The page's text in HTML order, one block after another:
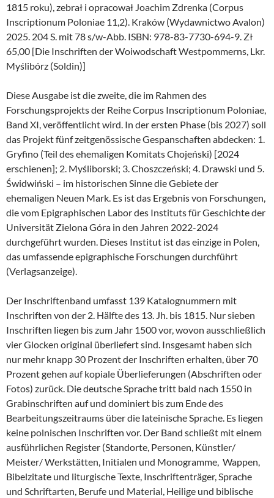
1815 roku), zebrał i opracował Joachim Zdrenka (Corpus
Inscriptionum Poloniae 11,2). Kraków (Wydawnictwo Avalon)
2025. 204 S. mit 78 s/w-Abb. ISBN: 978-83-7730-694-9. Zł
65,00 [Die Inschriften der Woiwodschaft Westpommerns, Lkr.
Myślibórz (Soldin)]
Diese Ausgabe ist die zweite, die im Rahmen des
Forschungsprojekts der Reihe Corpus Inscriptionum Poloniae,
Band XI, veröffentlicht wird. In der ersten Phase (bis 2027) soll
das Projekt fünf zeitgenössische Gespanschaften abdecken: 1.
Gryfino (Teil des ehemaligen Komitats Chojeński) [2024
erschienen]; 2. Myśliborski; 3. Choszczeński; 4. Drawski und 5.
Świdwiński – im historischen Sinne die Gebiete der
ehemaligen Neuen Mark. Es ist das Ergebnis von Forschungen,
die vom Epigraphischen Labor des Instituts für Geschichte der
Universität Zielona Góra in den Jahren 2022-2024
durchgeführt wurden. Dieses Institut ist das einzige in Polen,
das umfassende epigraphische Forschungen durchführt
(Verlagsanzeige).
Der Inschriftenband umfasst 139 Katalognummern mit
Inschriften von der 2. Hälfte des 13. Jh. bis 1815. Nur sieben
Inschriften liegen bis zum Jahr 1500 vor, wovon ausschließlich
vier Glocken original überliefert sind. Insgesamt haben sich
nur mehr knapp 30 Prozent der Inschriften erhalten, über 70
Prozent gehen auf kopiale Überlieferungen (Abschriften oder
Fotos) zurück. Die deutsche Sprache tritt bald nach 1550 in
Grabinschriften auf und dominiert bis zum Ende des
Bearbeitungszeitraums über die lateinische Sprache. Es liegen
keine polnischen Inschriften vor. Der Band schließt mit einem
ausführlichen Register (Standorte, Personen, Künstler/
Meister/ Werkstätten, Initialen und Monogramme, Wappen,
Bibelzitate und liturgische Texte, Inschriftenträger,Sprache
und Schriftarten, Berufe und Material, Heilige und biblische